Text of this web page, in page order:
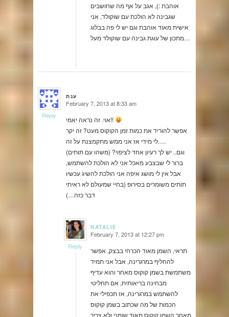
אוהבת :), אגב על אף מה שחושבים
שגבינה לא הולכת עם שוקולד, אני
אישית מאוד אוהבת וגם יש לי פה בבלוג
מתכון של עוגת גבינה עם שוקולד מעל…
ענת
says: February 7, 2013 at 8:33 am
אוי. זה נראה יאמי!!
אפשר להוריד את כמות זמן הקוקוס מעט? זה יקר
לי מידי אז אני ממש מתקמצנת על זה….
וגם.. יש לך רעיון אחד לציפוי? (משהו עם תותים)
ברור לי שבצבע מאכל אני לא הולכת להשתמש,
אבל אין לי מושג איפה אני הולכת להשיג עכשיו
תותים משומרים בסירופ (בחיי שמעולם לא ראיתי
דבר כזה…)
Reply
NATALIE
says: February 7, 2013 at 12:27 pm
תראי, השמן מאוד הכרחי בבצק, אפשר
להחליף במרגרינה, אבל אני תמיד
משתמשת בשמן קוקוס מאחר והוא עדיף
מבחינה בריאותית, אם תחליטי
להשתמש במרגרינה, אז תכפילי את
הכמות של מה שכתוב בשמן קוקוס
מאחר השמן קוקוס מאוד שומני ולא צריך
Reply